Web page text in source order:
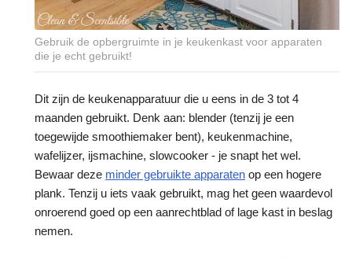
Gebruik de opbergruimte in je keukenkast voor apparaten
die je echt gebruikt!
Dit zijn de keukenapparatuur die u eens in de 3 tot 4
maanden gebruikt. Denk aan: blender (tenzij je een
toegewijde smoothiemaker bent), keukenmachine,
wafelijzer, ijsmachine, slowcooker - je snapt het wel.
Bewaar deze minder gebruikte apparaten op een hogere
plank. Tenzij u iets vaak gebruikt, mag het geen waardevol
onroerend goed op een aanrechtblad of lage kast in beslag
nemen.